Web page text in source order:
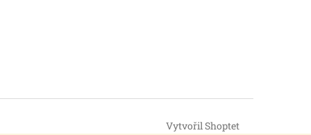
Vytvořil Shoptet